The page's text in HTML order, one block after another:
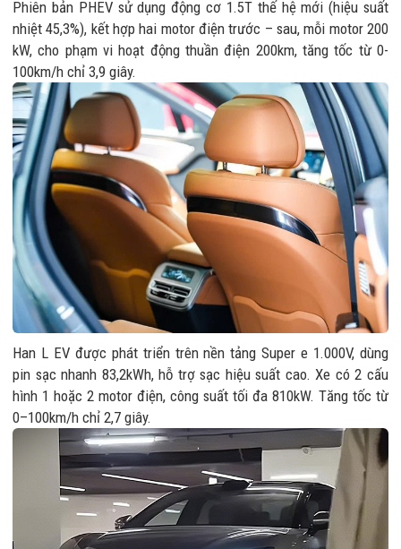
Phiên bản PHEV sử dụng động cơ 1.5T thế hệ mới (hiệu suất
nhiệt 45,3%), kết hợp hai motor điện trước – sau, mỗi motor 200
kW, cho phạm vi hoạt động thuần điện 200km, tăng tốc từ 0-
100km/h chỉ 3,9 giây.
Han L EV được phát triển trên nền tảng Super e 1.000V, dùng
pin sạc nhanh 83,2kWh, hỗ trợ sạc hiệu suất cao. Xe có 2 cấu
hình 1 hoặc 2 motor điện, công suất tối đa 810kW. Tăng tốc từ
0–100km/h chỉ 2,7 giây.